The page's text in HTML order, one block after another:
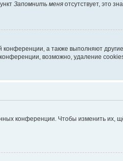
Запомнить меня отсутствует, это
а также выполняют
возможно, удаление
конференции. Чтобы изменить